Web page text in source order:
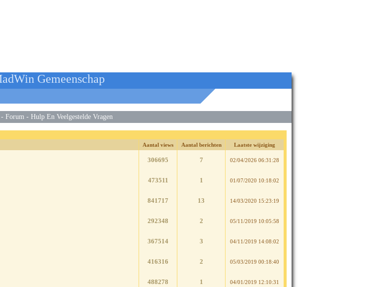
Gemeenschap
- Forum - Hulp En Veelgestelde Vragen
Aantal views Aantal berichten Laatste wijziging
306695 7 02/04/2026 06:31:28
473511 1 01/07/2020 10:18:02
841717 13 14/03/2020 15:23:19
292348 2 05/11/2019 10:05:58
367514 3 04/11/2019 14:08:02
416316 2 05/03/2019 00:18:40
488278 1 04/01/2019 12:10:31